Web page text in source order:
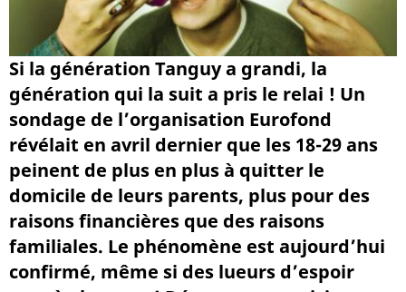
Si la génération Tanguy a grandi, la
génération qui la suit a pris le relai ! Un
sondage de l’organisation Eurofond
révélait en avril dernier que les 18-29 ans
peinent de plus en plus à quitter le
domicile de leurs parents, plus pour des
raisons financières que des raisons
familiales. Le phénomène est aujourd’hui
confirmé, même si des lueurs d’espoir